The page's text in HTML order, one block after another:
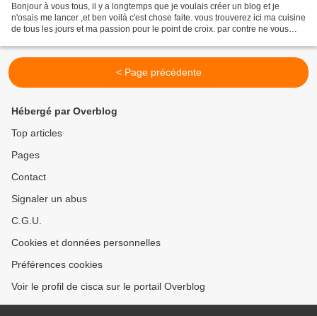
Bonjour à vous tous, il y a longtemps que je voulais créer un blog et je
n'osais me lancer ,et ben voilà c'est chose faite. vous trouverez ici ma cuisine
de tous les jours et ma passion pour le point de croix. par contre ne vous
< Page précédente
Hébergé par Overblog
Top articles
Pages
Contact
Signaler un abus
C.G.U.
Cookies et données personnelles
Préférences cookies
Voir le profil de cisca sur le portail Overblog